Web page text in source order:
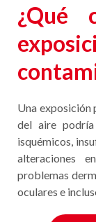
¿Qué
Una exposición
del aire
isquémicos,
alteraciones
problemas
oculares e